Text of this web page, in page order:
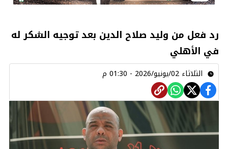
رد فعل من وليد صلاح الدين بعد توجيه الشكر له
في الأهلي
الثلاثاء 02/يونيو/2026 - 01:30 م